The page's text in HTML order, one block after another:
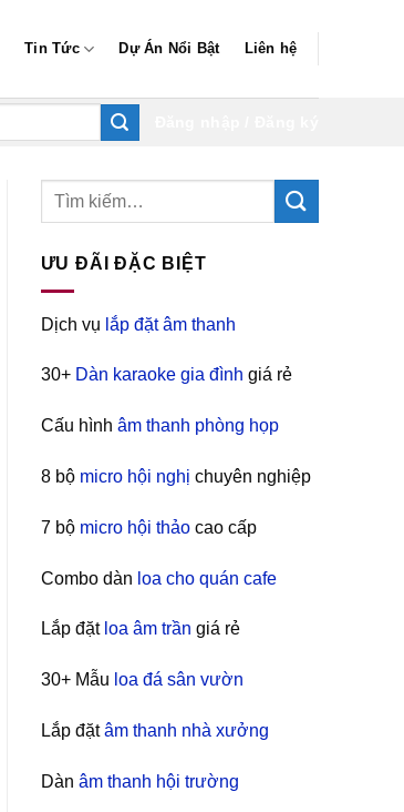
Tin Tức Dự Án Nổi Bật Liên hệ
ƯU ĐÃI ĐẶC BIỆT
Dịch vụ lắp đặt âm thanh
30+ Dàn karaoke gia đình giá rẻ
Cấu hình âm thanh phòng họp
8 bộ micro hội nghị chuyên nghiệp
7 bộ micro hội thảocao cấp
Combo dàn loa cho quán cafe
Lắp đặt loa âm trần giá rẻ
30+ Mẫu loa đá sân vườn
Lắp đặtâm thanh nhà xưởng
Dàn âm thanh hội trường